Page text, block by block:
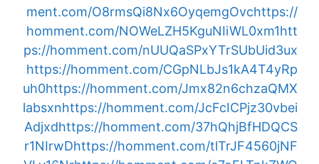
ment.com/O8rmsQi8Nx6OyqemgOvchttps://
homment.com/NOWeLZH5KguNIiWL0xm1htt
ps://homment.com/nUUQaSPxYTrSUbUid3ux
https://homment.com/CGpNLbJs1kA4T4yRp
uh0https://homment.com/Jmx82n6chzaQMX
labsxnhttps://homment.com/JcFcICPjz30vbei
Adjxdhttps://homment.com/37hQhjBfHDQCS
r1NIrwDhttps://homment.com/tlTrJF4560jNF